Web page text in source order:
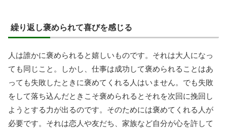
繰り返し褒められて喜びを感じる
人は誰かに褒められると嬉しいものです。それは大人になっ
ても同じこと。しかし、仕事は成功して褒められることはあ
っても失敗したときに褒めてくれる人はいません。でも失敗
をして落ち込んだときこそ褒められるとそれを次回に挽回し
ようとする力が出るのです。そのためには褒めてくれる人が
必要です。それは恋人や友だち、家族など自分が心を許して